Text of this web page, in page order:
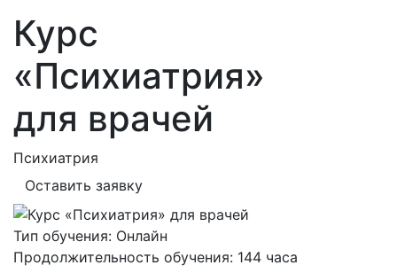
Курс
«Психиатрия»
для врачей
Психиатрия
Оставить заявку
Тип обучения: Онлайн
Продолжительность обучения: 144 часа